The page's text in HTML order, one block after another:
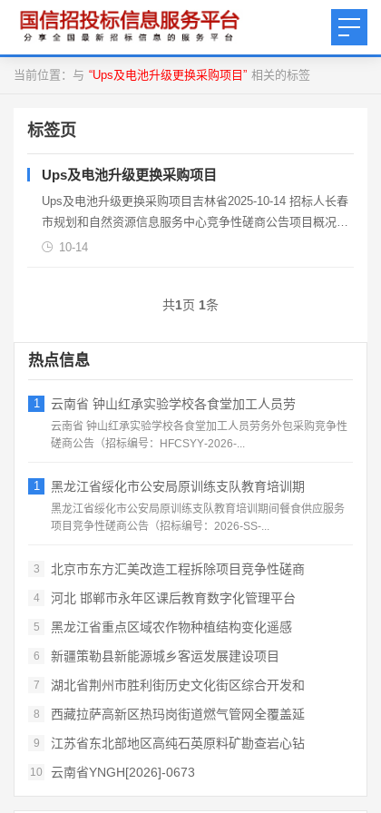
当前位置：与 “Ups及电池升级更换采购项目” 相关的标签
标签页
Ups及电池升级更换采购项目
Ups及电池升级更换采购项目吉林省2025-10-14 招标人长春
市规划和自然资源信息服务中心竞争性磋商公告项目概况
Ups及电池升级更换采购项目招标项目的潜在供
10-14
共1页 1条
热点信息
1 云南省 钟山红承实验学校各食堂加工人员劳
云南省 钟山红承实验学校各食堂加工人员劳务外包采购竞争性
磋商公告（招标编号：HFCSYY‑2026‑...
1 黑龙江省绥化市公安局原训练支队教育培训期
黑龙江省绥化市公安局原训练支队教育培训期间餐食供应服务
项目竞争性磋商公告（招标编号：2026‑SS‑...
3 北京市东方汇美改造工程拆除项目竞争性磋商
4 河北 邯郸市永年区课后教育数字化管理平台
5 黑龙江省重点区域农作物种植结构变化遥感
6 新疆策勒县新能源城乡客运发展建设项目
7 湖北省荆州市胜利街历史文化街区综合开发和
8 西藏拉萨高新区热玛岗街道燃气管网全覆盖延
9 江苏省东北部地区高纯石英原料矿勘查岩心钻
10 云南省YNGH[2026]-0673